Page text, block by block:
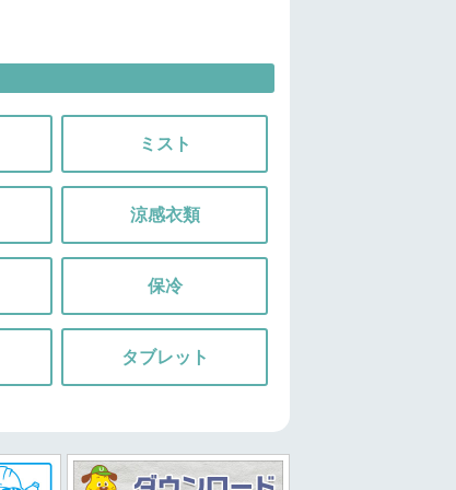
ミスト
涼感衣類
保冷
タブレット